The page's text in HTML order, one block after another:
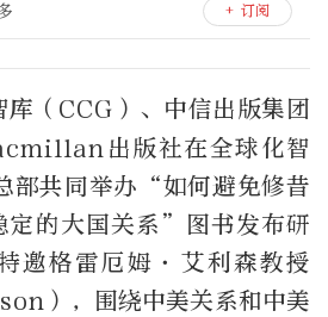
+ 订阅
库（CCG）、中信出版集团
出版社在全球化智
部共同举办“如何避免修昔
定的大国关系”图书发布研
邀格雷厄姆·艾利森教授
），围绕中美关系和中美